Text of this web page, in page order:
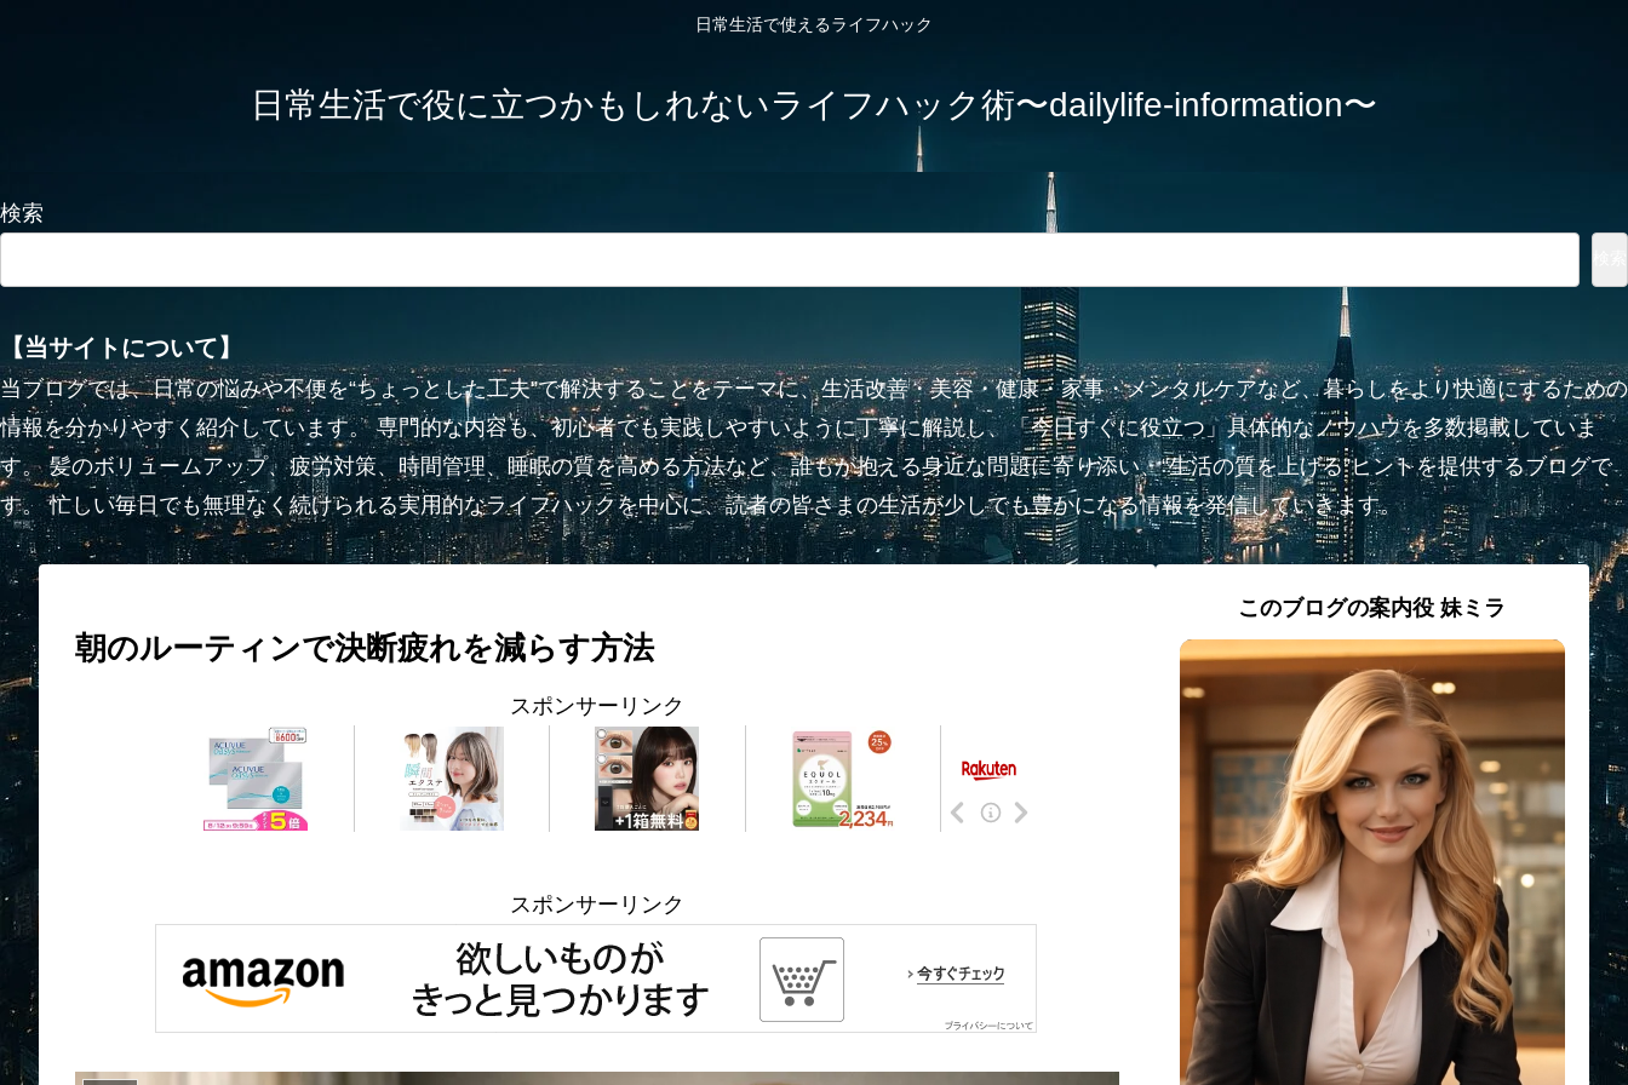
日常生活で使えるライフハック
日常生活で役に立つかもしれないライフハック術〜dailylife-information〜
検索
【当サイトについて】
当ブログでは、日常の悩みや不便を“ちょっとした工夫”で解決することをテーマに、生活改善・美容・健康・家事・メンタルケアなど、暮らしをより快適にするための
情報を分かりやすく紹介しています。 専門的な内容も、初心者でも実践しやすいように丁寧に解説し、「今日すぐに役立つ」具体的なノウハウを多数掲載していま
す。 髪のボリュームアップ、疲労対策、時間管理、睡眠の質を高める方法など、誰もが抱える身近な問題に寄り添い、“生活の質を上げる”ヒントを提供するブログで
す。 忙しい毎日でも無理なく続けられる実用的なライフハックを中心に、読者の皆さまの生活が少しでも豊かになる情報を発信していきます。
朝のルーティンで決断疲れを減らす方法
スポンサーリンク
スポンサーリンク
このブログの案内役 妹ミラ